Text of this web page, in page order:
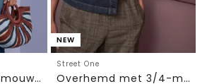
Blouse met 3/4-mouwen en split in de hals
NEW
Street One
Overhemd met 3/4-mouwen en knoopsluiting